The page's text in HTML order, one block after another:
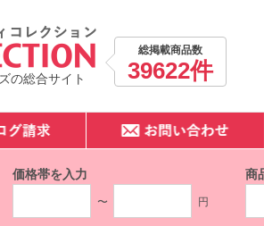
の総合サイト
総掲載商品数
39622件
価格帯を入力
〜 円
商